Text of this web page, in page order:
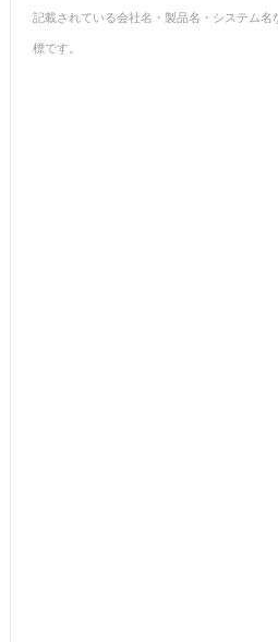
記載されている会社名・製品名・システム
標です。